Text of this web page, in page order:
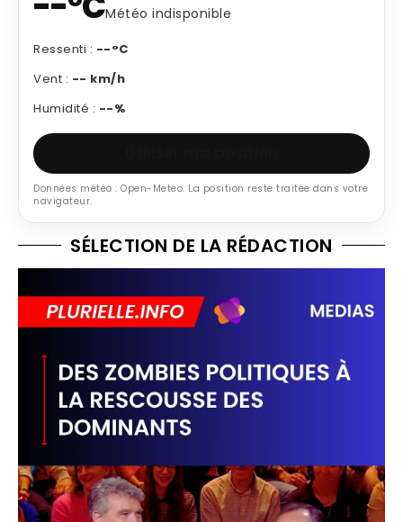
Météo indisponible
Ressenti : --°C
Vent : -- km/h
Humidité : --%
Données météo : Open-Meteo. La position reste traitée dans votre
navigateur.
SÉLECTION DE LA RÉDACTION